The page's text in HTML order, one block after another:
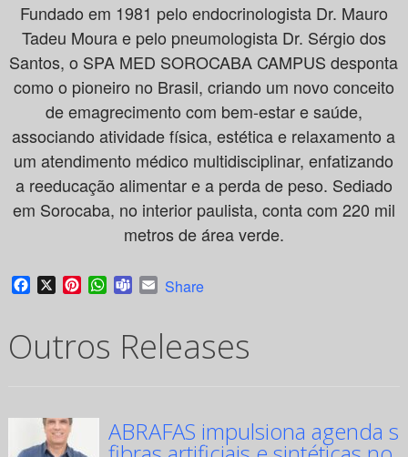
Fundado em 1981 pelo endocrinologista Dr. Mauro
Tadeu Moura e pelo pneumologista Dr. Sérgio dos
Santos, o SPA MED SOROCABA CAMPUS desponta
como o pioneiro no Brasil, criando um novo conceito
de emagrecimento com bem-estar e saúde,
associando atividade física, estética e relaxamento a
um atendimento médico multidisciplinar, enfatizando
a reeducação alimentar e a perda de peso. Sediado
em Sorocaba, no interior paulista, conta com 220 mil
metros de área verde.
Facebook
X PinterestWhatsApp
TeamsEmail
Share
Outros Releases
ABRAFAS impulsiona agenda